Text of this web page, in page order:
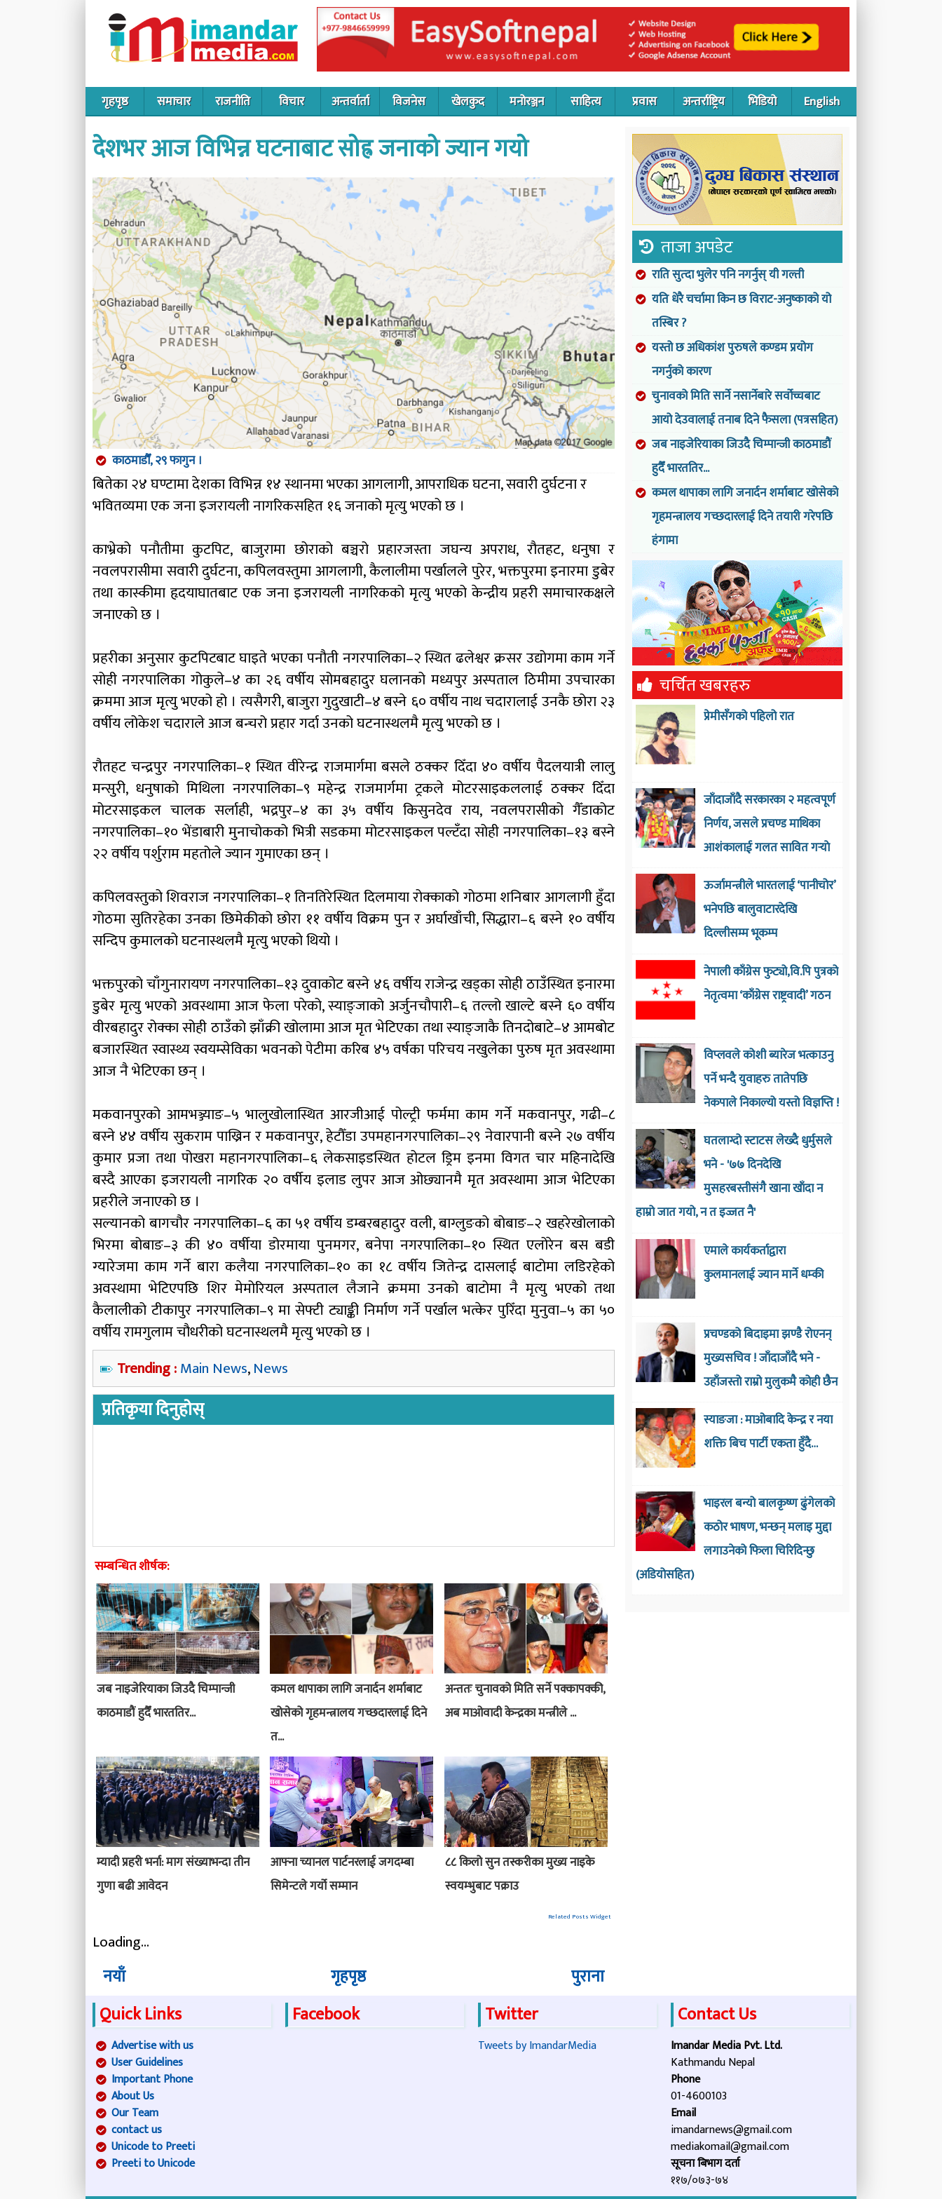
गृहपृष्ठ समाचार राजनीति विचार अन्तर्वार्ता विजनेस खेलकुद मनोरञ्जन साहित्य प्रवास अन्तर्राष्ट्रिय भिडियो English
देशभर आज विभिन्न घटनाबाट सोह्र जनाको ज्यान गयो
काठमाडौँ, २९ फागुन ।
बितेका २४ घण्टामा देशका विभिन्न १४ स्थानमा भएका आगलागी, आपराधिक घटना, सवारी दुर्घटना र
भवितव्यमा एक जना इजरायली नागरिकसहित १६ जनाको मृत्यु भएको छ ।
काभ्रेको पनौतीमा कुटपिट, बाजुरामा छोराको बञ्चरो प्रहारजस्ता जघन्य अपराध, रौतहट, धनुषा र
नवलपरासीमा सवारी दुर्घटना, कपिलवस्तुमा आगलागी, कैलालीमा पर्खालले पुरेर, भक्तपुरमा इनारमा डुबेर
तथा कास्कीमा हृदयाघातबाट एक जना इजरायली नागरिकको मृत्यु भएको केन्द्रीय प्रहरी समाचारकक्षले
जनाएको छ ।
प्रहरीका अनुसार कुटपिटबाट घाइते भएका पनौती नगरपालिका–२ स्थित ढलेश्वर क्रसर उद्योगमा काम गर्ने
सोही नगरपालिका गोकुले–४ का २६ वर्षीय सोमबहादुर घलानको मध्यपुर अस्पताल ठिमीमा उपचारका
क्रममा आज मृत्यु भएको हो । त्यसैगरी, बाजुरा गुदुखाटी–४ बस्ने ६० वर्षीय नाथ चदारालाई उनकै छोरा २३
वर्षीय लोकेश चदाराले आज बन्चरो प्रहार गर्दा उनको घटनास्थलमै मृत्यु भएको छ ।
रौतहट चन्द्रपुर नगरपालिका–१ स्थित वीरेन्द्र राजमार्गमा बसले ठक्कर दिँदा ४० वर्षीय पैदलयात्री लालु
मन्सुरी, धनुषाको मिथिला नगरपालिका–९ महेन्द्र राजमार्गमा ट्रकले मोटरसाइकललाई ठक्कर दिँदा
मोटरसाइकल चालक सर्लाही, भद्रपुर–४ का ३५ वर्षीय किसुनदेव राय, नवलपरासीको गैँडाकोट
नगरपालिका–१० भेंडाबारी मुनाचोकको भित्री सडकमा मोटरसाइकल पल्टँदा सोही नगरपालिका–१३ बस्ने
२२ वर्षीय पर्शुराम महतोले ज्यान गुमाएका छन् ।
कपिलवस्तुको शिवराज नगरपालिका–१ तिनतिरेस्थित दिलमाया रोक्काको गोठमा शनिबार आगलागी हुँदा
गोठमा सुतिरहेका उनका छिमेकीको छोरा ११ वर्षीय विक्रम पुन र अर्घाखाँची, सिद्धारा–६ बस्ने १० वर्षीय
सन्दिप कुमालको घटनास्थलमै मृत्यु भएको थियो ।
भक्तपुरको चाँगुनारायण नगरपालिका–१३ दुवाकोट बस्ने ४६ वर्षीय राजेन्द्र खड्का सोही ठाउँस्थित इनारमा
डुबेर मृत्यु भएको अवस्थामा आज फेला परेको, स्याङ्जाको अर्जुनचौपारी–६ तल्लो खाल्टे बस्ने ६० वर्षीय
वीरबहादुर रोक्का सोही ठाउँको झाँक्री खोलामा आज मृत भेटिएका तथा स्याङ्जाकै तिनदोबाटे–४ आमबोट
बजारस्थित स्वास्थ्य स्वयम्सेविका भवनको पेटीमा करिब ४५ वर्षका परिचय नखुलेका पुरुष मृत अवस्थामा
आज नै भेटिएका छन् ।
मकवानपुरको आमभञ्ज्याङ–५ भालुखोलास्थित आरजीआई पोल्ट्री फर्ममा काम गर्ने मकवानपुर, गढी–८
बस्ने ४४ वर्षीय सुकराम पाख्रिन र मकवानपुर, हेटौँडा उपमहानगरपालिका–२९ नेवारपानी बस्ने २७ वर्षीय
कुमार प्रजा तथा पोखरा महानगरपालिका–६ लेकसाइडस्थित होटल ड्रिम इनमा विगत चार महिनादेखि
बस्दै आएका इजरायली नागरिक २० वर्षीय इलाड लुपर आज ओछ्यानमै मृत अवस्थामा आज भेटिएका
प्रहरीले जनाएको छ ।
सल्यानको बागचौर नगरपालिका–६ का ५१ वर्षीय डम्बरबहादुर वली, बाग्लुङको बोबाङ–२ खहरेखोलाको
भिरमा बोबाङ–३ की ४० वर्षीया डोरमाया पुनमगर, बनेपा नगरपालिका–१० स्थित एलोरेन बस बडी
ग्यारेजमा काम गर्ने बारा कलैया नगरपालिका–१० का १८ वर्षीय जितेन्द्र दासलाई बाटोमा लडिरहेको
अवस्थामा भेटिएपछि शिर मेमोरियल अस्पताल लैजाने क्रममा उनको बाटोमा नै मृत्यु भएको तथा
कैलालीको टीकापुर नगरपालिका–९ मा सेफ्टी ट्याङ्की निर्माण गर्ने पर्खाल भत्केर पुरिँदा मुनुवा–५ का ५०
वर्षीय रामगुलाम चौधरीको घटनास्थलमै मृत्यु भएको छ ।
Trending :Main News,News
प्रतिकृया दिनुहोस्
सम्बन्धित शीर्षक:
जब नाइजेरियाका जिउदै चिम्पान्जी
काठमाडौं हुदैँ भारततिर...
कमल थापाका लागि जनार्दन शर्माबाट
खोसेको गृहमन्त्रालय गच्छदारलाई दिने
त...
अन्ततः चुनावको मिति सर्ने पक्कापक्की,
अब माओवादी केन्द्रका मन्त्रीले ...
म्यादी प्रहरी भर्ना: माग संख्याभन्दा तीन
गुणा बढी आवेदन
आफ्ना च्यानल पार्टनरलाई जगदम्बा
सिमेन्टले गर्यो सम्मान
८८ किलो सुन तस्करीका मुख्य नाइके
स्वयम्भुबाट पक्राउ
Related Posts Widget
Loading...
नयाँ पुराना
गृहपृष्ठ
ताजा अपडेट
राति सुत्दा भुलेर पनि नगर्नुस् यी गल्ती
यति धेरै चर्चामा किन छ विराट-अनुष्काको यो
तस्बिर ?
यस्तो छ अधिकांश पुरुषले कण्डम प्रयोग
नगर्नुको कारण
चुनावको मिति सार्ने नसार्नेबारे सर्वोच्चबाट
आयो देउवालाई तनाब दिने फैसला (पत्रसहित)
जब नाइजेरियाका जिउदै चिम्पान्जी काठमाडौं
हुदैँ भारततिर...
कमल थापाका लागि जनार्दन शर्माबाट खोसेको
गृहमन्त्रालय गच्छदारलाई दिने तयारी गरेपछि
हंगामा
चर्चित खबरहरु
प्रेमीसँगको पहिलो रात
जाँदाजाँदै सरकारका २ महत्वपूर्ण
निर्णय, जसले प्रचण्ड माथिका
आशंकालाई गलत सावित गर्‍याे
ऊर्जामन्त्रीले भारतलाई ‘पानीचोर’
भनेपछि बालुवाटारदेखि
दिल्लीसम्म भूकम्प
नेपाली काँग्रेस फुट्यो,वि.पि पुत्रको
नेतृत्वमा ‘काँग्रेस राष्ट्रवादी’ गठन
विप्लवले कोशी ब्यारेज भत्काउनु
पर्ने भन्दै युवाहरु तातेपछि
नेकपाले निकाल्यो यस्तो विज्ञप्ति !
घतलाग्दो स्टाटस लेख्दै धुर्मुसले
भने - '७७ दिनदेखि
मुसहरबस्तीसंगै खाना खाँदा न
हाम्रो जात गयो, न त इज्जत नै'
एमाले कार्यकर्ताद्वारा
कुलमानलाई ज्यान मार्ने धम्की
प्रचण्डको बिदाइमा झण्डै रोएनन्
मुख्यसचिव ! जाँदाजाँदै भने -
उहाँजस्तो राम्रो मुलुकमै कोही छैन
स्याङजा : माओबादि केन्द्र र नया
शक्ति बिच पार्टी एकता हुँदै…
भाइरल बन्यो बालकृष्ण ढुंगेलको
कठोर भाषण, भन्छन् मलाइ मुद्दा
लगाउनेको फिला चिरिदिन्छु
(अडियोसहित)
Quick Links
Advertise with us
User Guidelines
Important Phone
About Us
Our Team
contact us
Unicode to Preeti
Preeti to Unicode
Facebook Twitter
Tweets by ImandarMedia
Contact Us
Imandar Media Pvt. Ltd.
Kathmandu Nepal
Phone
01-4600103
Email
imandarnews@gmail.com
mediakomail@gmail.com
सूचना बिभाग दर्ता
११७/०७३-७४